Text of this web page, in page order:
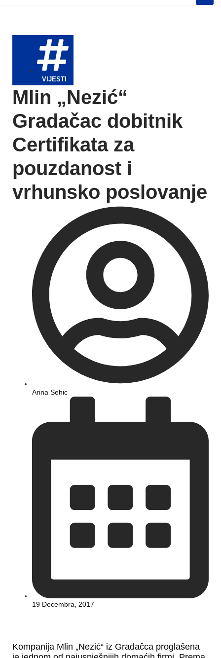
VIJESTI
Mlin „Nezić“
Gradačac dobitnik
Certifikata za
pouzdanost i
vrhunsko poslovanje
Arina Sehic
19 Decembra, 2017
Kompanija Mlin „Nezić“ iz Gradačca proglašena